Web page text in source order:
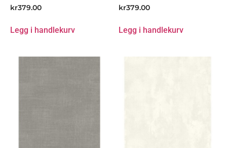
kr379.00
Legg i handlekurv
kr379.00
Legg i handlekurv